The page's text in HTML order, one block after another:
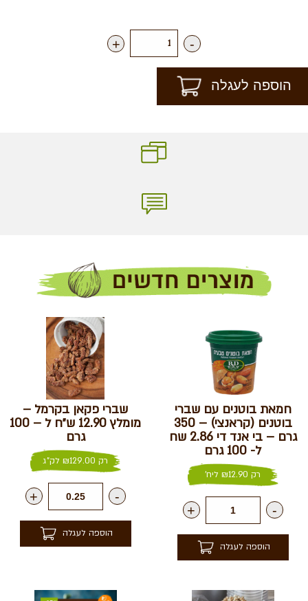
-
+
הוספה לעגלה
חמאת בוטנים עם שברי
בוטנים (קראנצי) – 350
גרם – בי אנד די 2.86 שח
ל- 100 גרם
רק ₪12.90 ליח'
-
+
הוספה לעגלה
שברי פקאן בקרמל –
מומלץ 12.90 ש״ח ל – 100
גרם
רק ₪129.00 לק"ג
-
+
הוספה לעגלה